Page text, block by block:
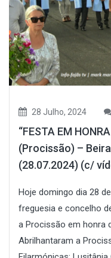
28 Julho, 2024
“FESTA EM
(Procissão) –
(28.07.2024) (c/
Hoje domingo dia 28
freguesia e concelho
a Procissão em honra
Abrilhantaram a